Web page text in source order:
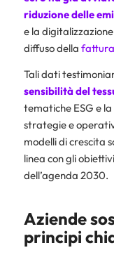
riduzione delle
e la
diffuso della
Tali dati
sensibilità del
tematiche ESG e
strategie e
modelli di crescita
linea con gli
dell’agenda 2030.
Aziende
principi